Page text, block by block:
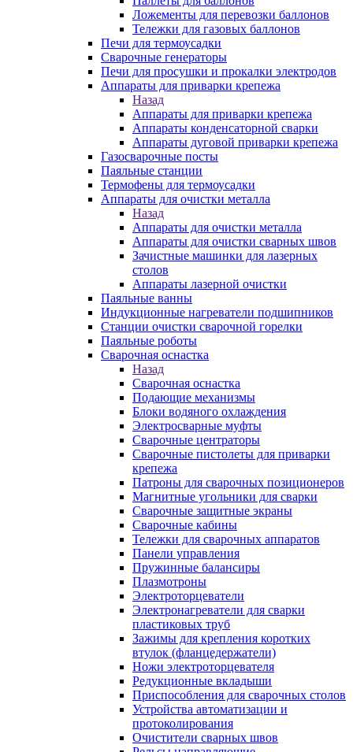
Ложементы для перевозки баллонов
Тележки для газовых баллонов
Печи для термоусадки
Сварочные генераторы
Печи для просушки и прокалки электродов
Аппараты для приварки крепежа
Назад
Аппараты для приварки крепежа
Аппараты конденсаторной сварки
Аппараты дуговой приварки крепежа
Газосварочные посты
Паяльные станции
Термофены для термоусадки
Аппараты для очистки металла
Назад
Аппараты для очистки металла
Аппараты для очистки сварных швов
Зачистные машинки для лазерных
столов
Аппараты лазерной очистки
Паяльные ванны
Индукционные нагреватели подшипников
Станции очистки сварочной горелки
Паяльные роботы
Сварочная оснастка
Назад
Сварочная оснастка
Подающие механизмы
Блоки водяного охлаждения
Электросварные муфты
Сварочные центраторы
Сварочные пистолеты для приварки
крепежа
Патроны для сварочных позиционеров
Магнитные угольники для сварки
Сварочные защитные экраны
Сварочные кабины
Тележки для сварочных аппаратов
Панели управления
Пружинные балансиры
Плазмотроны
Электроторцеватели
Электронагреватели для сварки
пластиковых труб
Зажимы для крепления коротких
втулок (фланцедержатели)
Ножи электроторцевателя
Редукционные вкладыши
Приспособления для сварочных столов
Устройства автоматизации и
протоколирования
Очистители сварных швов